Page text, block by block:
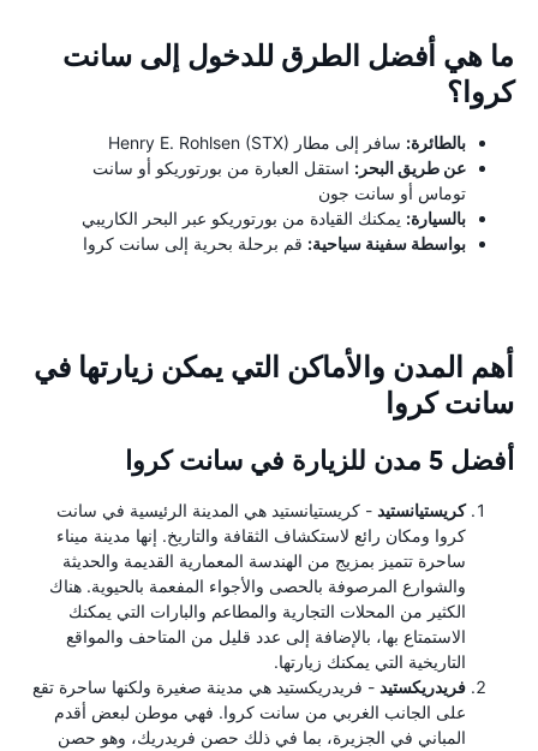
ما هي أفضل الطرق للدخول إلى سانت
كروا؟
بالطائرة: سافر إلى مطار Henry E. Rohlsen (STX)
عن طريق البحر: استقل العبارة من بورتوريكو أو سانت
توماس أو سانت جون
بالسيارة: يمكنك القيادة من بورتوريكو عبر البحر الكاريبي
بواسطة سفينة سياحية: قم برحلة بحرية إلى سانت كروا
أهم المدن والأماكن التي يمكن زيارتها في
سانت كروا
أفضل 5 مدن للزيارة في سانت كروا
كريستيانستيد - كريستيانستيد هي المدينة الرئيسية في سانت
كروا ومكان رائع لاستكشاف الثقافة والتاريخ. إنها مدينة ميناء
ساحرة تتميز بمزيج من الهندسة المعمارية القديمة والحديثة
والشوارع المرصوفة بالحصى والأجواء المفعمة بالحيوية. هناك
الكثير من المحلات التجارية والمطاعم والبارات التي يمكنك
الاستمتاع بها، بالإضافة إلى عدد قليل من المتاحف والمواقع
التاريخية التي يمكنك زيارتها.
فريدريكستيد - فريدريكستيد هي مدينة صغيرة ولكنها ساحرة تقع
على الجانب الغربي من سانت كروا. فهي موطن لبعض أقدم
المباني في الجزيرة، بما في ذلك حصن فريدريك، وهو حصن